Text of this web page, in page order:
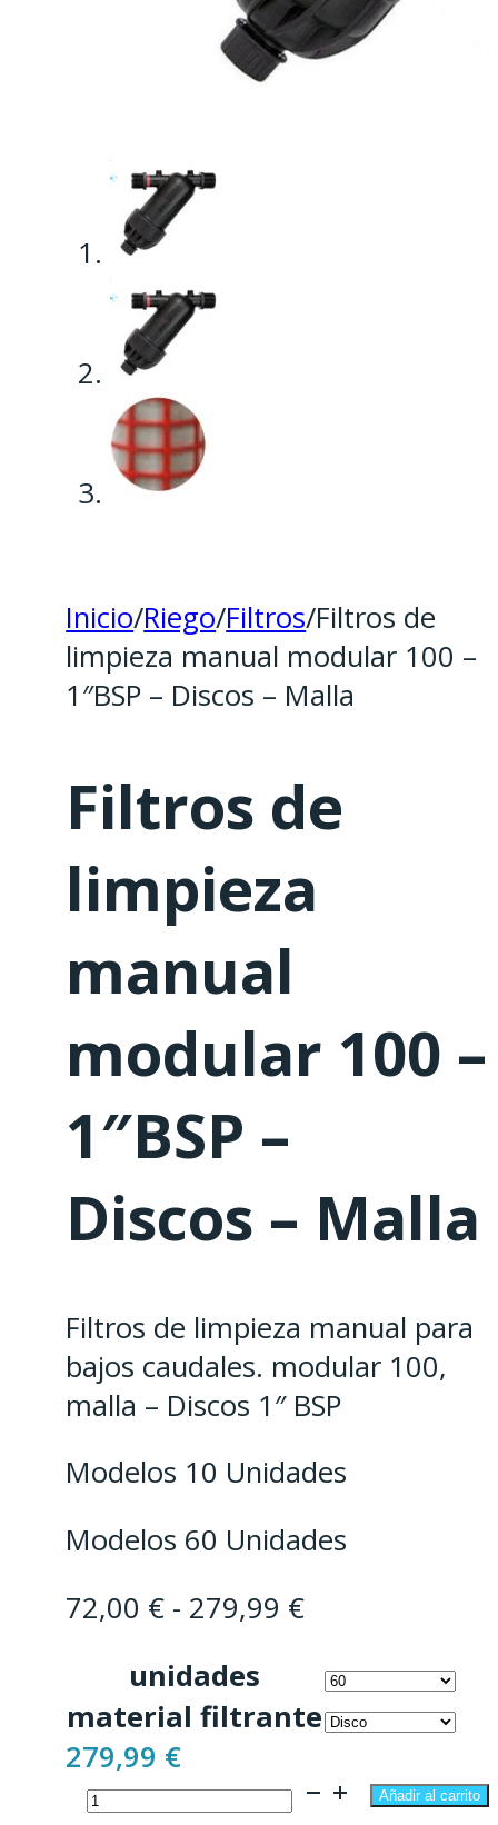
Inicio/Riego/Filtros/Filtros de
limpieza manual modular 100 –
1″BSP – Discos – Malla
Filtros de
limpieza
manual
modular 100 –
1″BSP –
Discos – Malla
Filtros de limpieza manual para
bajos caudales. modular 100,
malla – Discos 1″ BSP
Modelos 10 Unidades
Modelos 60 Unidades
72,00 € - 279,99 €Rango
precios:
desde
hasta
unidades
material filtrante
279,99 €
Filtros
Añadir al carrito